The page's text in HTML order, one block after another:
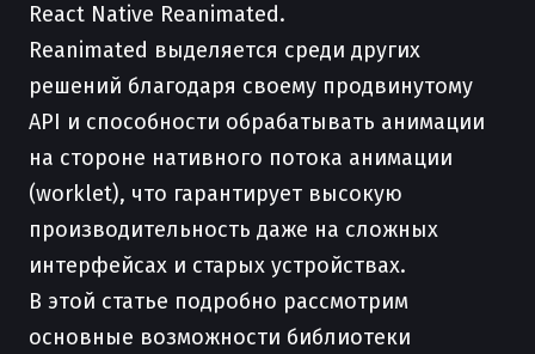
React Native Reanimated.
Reanimated выделяется среди других
решений благодаря своему продвинутому
API и способности обрабатывать анимации
на стороне нативного потока анимации
(worklet), что гарантирует высокую
производительность даже на сложных
интерфейсах и старых устройствах.
В этой статье подробно рассмотрим
основные возможности библиотеки